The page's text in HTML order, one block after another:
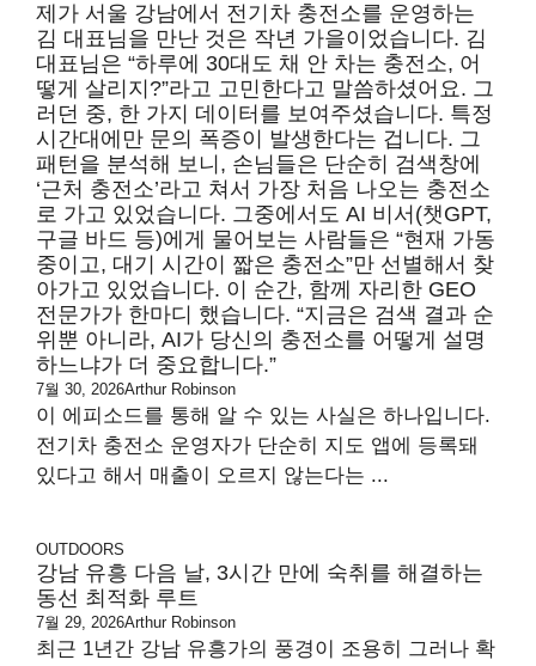
제가 서울 강남에서 전기차 충전소를 운영하는
김 대표님을 만난 것은 작년 가을이었습니다. 김
대표님은 “하루에 30대도 채 안 차는 충전소, 어
떻게 살리지?”라고 고민한다고 말씀하셨어요. 그
러던 중, 한 가지 데이터를 보여주셨습니다. 특정
시간대에만 문의 폭증이 발생한다는 겁니다. 그
패턴을 분석해 보니, 손님들은 단순히 검색창에
‘근처 충전소’라고 쳐서 가장 처음 나오는 충전소
로 가고 있었습니다. 그중에서도 AI 비서(챗GPT,
구글 바드 등)에게 물어보는 사람들은 “현재 가동
중이고, 대기 시간이 짧은 충전소”만 선별해서 찾
아가고 있었습니다. 이 순간, 함께 자리한 GEO
전문가가 한마디 했습니다. “지금은 검색 결과 순
위뿐 아니라, AI가 당신의 충전소를 어떻게 설명
하느냐가 더 중요합니다.”
7월 30, 2026Arthur Robinson
이 에피소드를 통해 알 수 있는 사실은 하나입니다.
전기차 충전소 운영자가 단순히 지도 앱에 등록돼
있다고 해서 매출이 오르지 않는다는 ...
OUTDOORS
강남 유흥 다음 날, 3시간 만에 숙취를 해결하는
동선 최적화 루트
7월 29, 2026Arthur Robinson
최근 1년간 강남 유흥가의 풍경이 조용히 그러나 확